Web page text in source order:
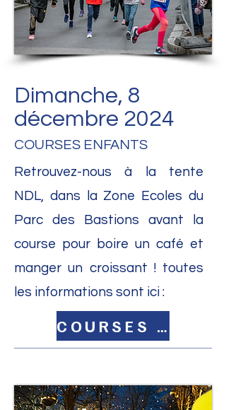
Dimanche, 8
décembre 2024
COURSES ENFANTS
Retrouvez-nous à la tente
NDL, dans la Zone Ecoles du
Parc des Bastions avant la
course pour boire un café et
manger un croissant ! toutes
les informations sont ici :
COURSES ENFANTS